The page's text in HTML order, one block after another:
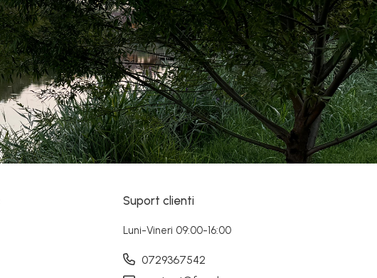
Suport clienti
Luni-Vineri 09:00-16:00
0729367542